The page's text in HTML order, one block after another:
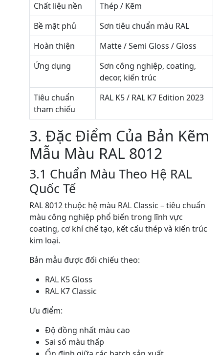
Chất liệu nền
Thép / Kẽm
Bề mặt phủ
Sơn tiêu chuẩn màu RAL
Hoàn thiện
Matte / Semi Gloss / Gloss
Ứng dụng
Sơn công nghiệp, coating,
decor, kiến trúc
Tiêu chuẩn
tham chiếu
RAL K5 / RAL K7 Edition 2023
3. Đặc Điểm Của Bản Kẽm
Mẫu Màu RAL 8012
3.1 Chuẩn Màu Theo Hệ RAL
Quốc Tế
RAL 8012 thuộc hệ màu RAL Classic – tiêu chuẩn
màu công nghiệp phổ biến trong lĩnh vực
coating, cơ khí chế tạo, kết cấu thép và kiến trúc
kim loại.
Bản mẫu được đối chiếu theo:
RAL K5 Gloss
RAL K7 Classic
Ưu điểm:
Độ đồng nhất màu cao
Sai số màu thấp